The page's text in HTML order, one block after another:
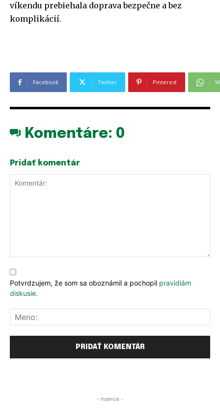
víkendu prebiehala doprava bezpečne a bez
komplikácií.
Facebook Twitter Pinterest
Komentáre: 0
Pridať komentár
Potvrdzujem, že som sa oboznámil a pochopil pravidlám
diskusie.
- Inzercia -